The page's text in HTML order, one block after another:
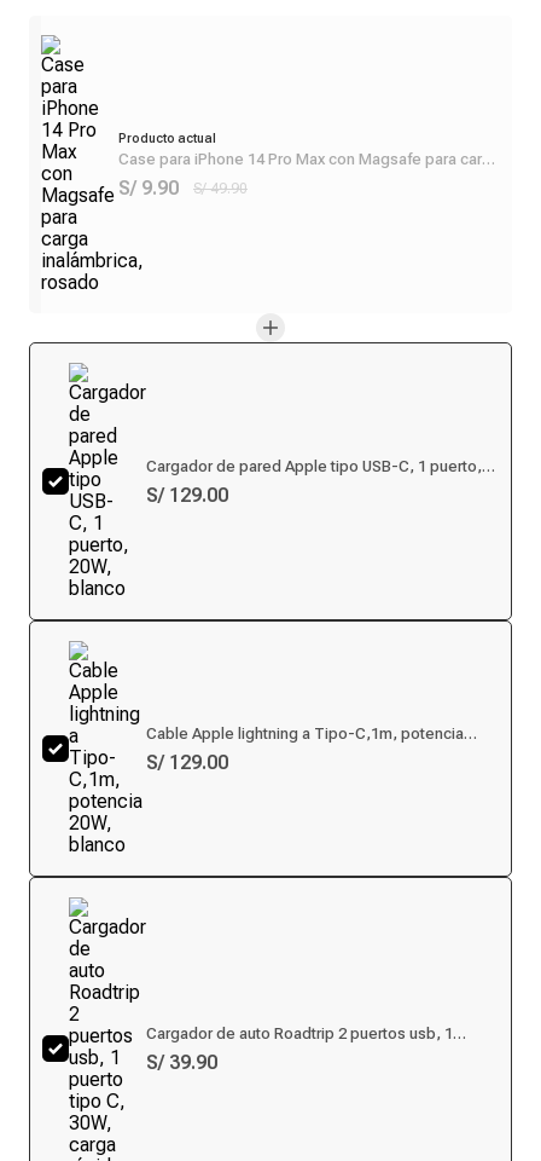
Producto actual
Case para iPhone 14 Pro Max con Magsafe para carga
inalámbrica, rosado
S/ 9.90 S/ 49.90
Cargador de pared Apple tipo USB-C, 1 puerto,
20W, blanco
S/ 129.00
Cable Apple lightning a Tipo-C,1m, potencia
20W, blanco
S/ 129.00
Cargador de auto Roadtrip 2 puertos usb, 1
puerto tipo C, 30W, carga rápida, negro
S/ 39.90